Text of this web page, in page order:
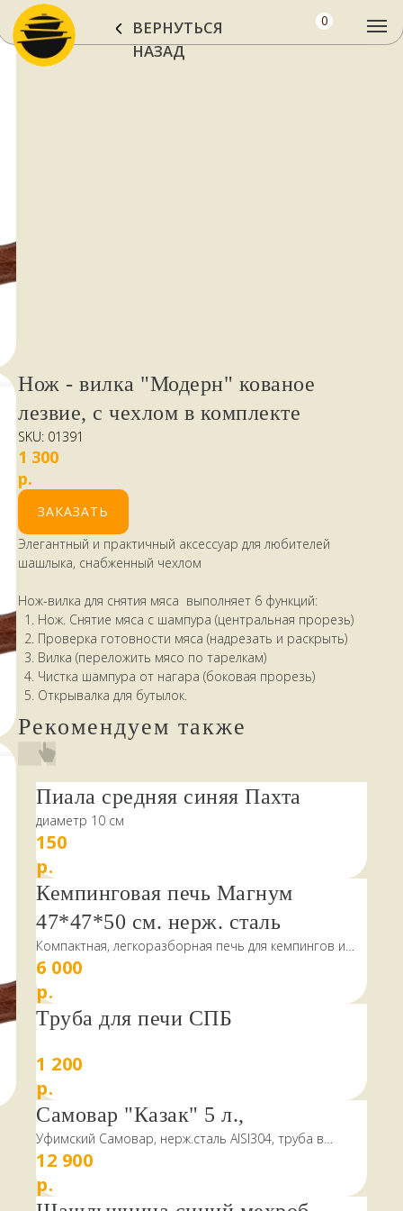
ВЕРНУТЬСЯ
НАЗАД
Нож - вилка "Модерн" кованое
лезвие, с чехлом в комплекте
SKU: 01391
1 300
р.
ЗАКАЗАТЬ
Элегантный и практичный аксессуар для любителей
шашлыка, снабженный чехлом
Нож-вилка для снятия мяса выполняет 6 функций:
Нож. Снятие мяса с шампура (центральная прорезь)
Проверка готовности мяса (надрезать и раскрыть)
Вилка (переложить мясо по тарелкам)
Чистка шампура от нагара (боковая прорезь)
Открывалка для бутылок.
Рекомендуем также
Пиала средняя синяя Пахта
диаметр 10 см
150
р.
Кемпинговая печь Магнум
47*47*50 см. нерж. сталь
Компактная, легкоразборная печь для кемпингов и
дачи
6 000
р.
Труба для печи СПБ
1 200
р.
Самовар "Казак" 5 л.,
Уфимский Самовар, нерж.сталь AISI304, труба в
комплекте
12 900
р.
НАШИ КЛИЕНТЫ